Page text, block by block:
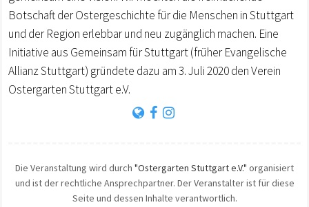
Botschaft der Ostergeschichte für die Menschen in Stuttgart
und der Region erlebbar und neu zugänglich machen. Eine
Initiative aus Gemeinsam für Stuttgart (früher Evangelische
Allianz Stuttgart) gründete dazu am 3. Juli 2020 den Verein
Ostergarten Stuttgart e.V.
Die Veranstaltung wird durch "Ostergarten Stuttgart e.V." organisiert
und ist der rechtliche Ansprechpartner. Der Veranstalter ist für diese
Seite und dessen Inhalte verantwortlich.